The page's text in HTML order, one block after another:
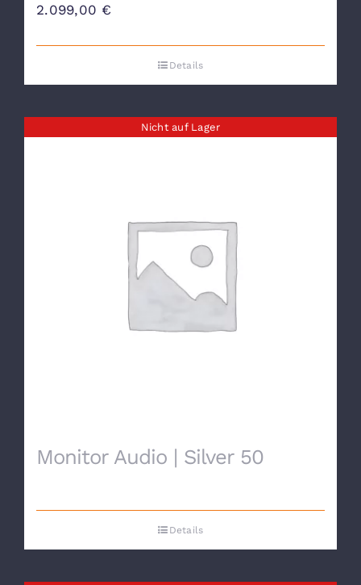
2.099,00 €
Details
Nicht auf Lager
Monitor Audio | Silver 50
Details